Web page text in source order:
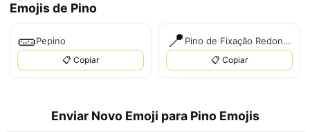
Emojis de Pino
🥒Pepino
📋 Copiar
📍 Pino de Fixação Redondo
📋 Copiar
Enviar Novo Emoji para Pino Emojis